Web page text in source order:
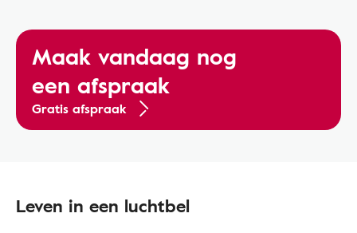
Maak vandaag nog
een afspraak
Gratis afspraak
Leven in een luchtbel